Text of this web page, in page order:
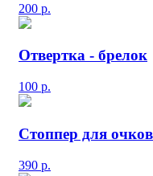
200 р.
Отвертка - брелок
100 р.
Стоппер для
390 р.